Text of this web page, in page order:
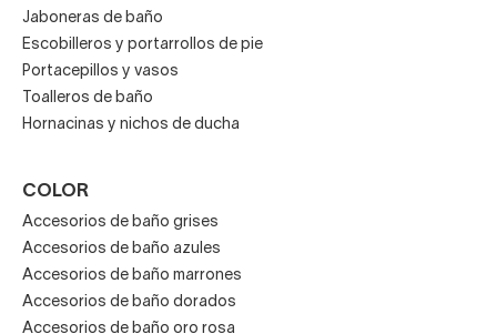
Jaboneras de baño
Escobilleros y portarrollos de pie
Portacepillos y vasos
Toalleros de baño
Hornacinas y nichos de ducha
COLOR
Accesorios de baño grises
Accesorios de baño azules
Accesorios de baño marrones
Accesorios de baño dorados
Accesorios de baño oro rosa